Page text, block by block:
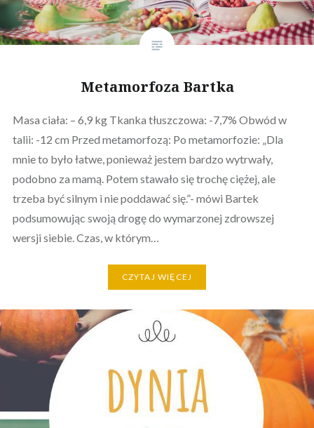
Metamorfoza Bartka
Masa ciała: – 6,9 kg Tkanka tłuszczowa: -7,7% Obwód w
talii: -12 cm Przed metamorfozą: Po metamorfozie: „Dla
mnie to było łatwe, ponieważ jestem bardzo wytrwały,
podobno za mamą. Potem stawało się trochę ciężej, ale
trzeba być silnym i nie poddawać się.”- mówi Bartek
podsumowując swoją drogę do wymarzonej zdrowszej
wersji siebie. Czas, w którym…
CZYTAJ WIĘCEJ